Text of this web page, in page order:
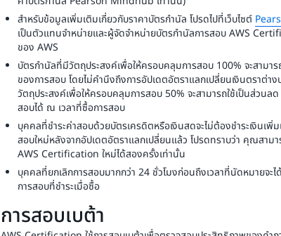
สำหรับข้อมูลเพิ่มเติมเกี่ยวกับราคาบัตรกำนัล โปรดไปที่เว็บไซต์
เป็นตัวแทนจำหน่ายและผู้จัดจำหน่ายบัตรกำนัลการสอบ AWS
ของ AWS
บัตรกำนัลที่มีวัตถุประสงค์เพื่อให้ครอบคลุมการสอบ 100% จะสามาร
ของการสอบ โดยไม่คำนึงถึงการอัปเดตอัตราแลกเปลี่ยนเงินตราต่า
วัตถุประสงค์เพื่อให้ครอบคลุมการสอบ 50% จะสามารถใช้เป็นส่วนล
สอบได้ ณ เวลาที่ซื้อการสอบ
บุคคลที่ชำระค่าสอบด้วยบัตรเครดิตหรือเงินสดจะไม่ต้องชำระเงินเพิ่
สอบใหม่หลังจากอัปเดตอัตราแลกเปลี่ยนแล้ว โปรดทราบว่า คุณสาม
AWS Certification ใหม่ได้สองครั้งเท่านั้น
บุคคลที่ยกเลิกการสอบมากกว่า 24 ชั่วโมงก่อนถึงเวลาที่นัดหมายจะ
การสอบที่ชำระเมื่อซื้อ
การสอบเบต้า